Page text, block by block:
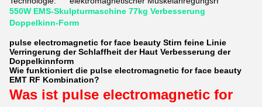
550W EMS-Skulpturmaschine 77kg Verbesserung
Doppelkinn-Form
pulse electromagnetic for face beauty Stirn feine Linie
Verringerung der Schlaffheit der Haut Verbesserung der
Doppelkinnform
Wie funktioniert die pulse electromagnetic for face beauty
EMT RF Kombination?
Was ist pulse electromagnetic for